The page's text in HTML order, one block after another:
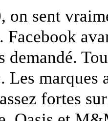
on sent
Facebook
demandé.
Les marques
fortes